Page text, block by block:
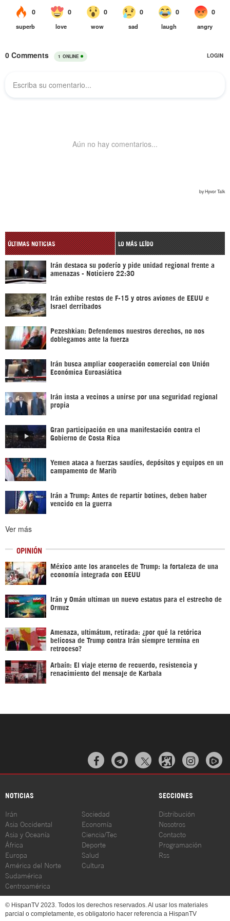
ÚLTIMAS NOTICIAS LO MÁS LEÍDO
Irán destaca su poderío y pide unidad regional frente a
amenazas - Noticiero 22:30
Irán exhibe restos de F-15 y otros aviones de EEUU e
Israel derribados
Pezeshkian: Defendemos nuestros derechos, no nos
doblegamos ante la fuerza
Irán busca ampliar cooperación comercial con Unión
Económica Euroasiática
Irán insta a vecinos a unirse por una seguridad regional
propia
Gran participación en una manifestación contra el
Gobierno de Costa Rica
Yemen ataca a fuerzas saudíes, depósitos y equipos en un
campamento de Marib
Irán a Trump: Antes de repartir botines, deben haber
vencido en la guerra
Ver más
OPINIÓN
México ante los aranceles de Trump: la fortaleza de una
economía integrada con EEUU
Irán y Omán ultiman un nuevo estatus para el estrecho de
Ormuz
Amenaza, ultimátum, retirada: ¿por qué la retórica
belicosa de Trump contra Irán siempre termina en
retroceso?
Arbaín: El viaje eterno de recuerdo, resistencia y
renacimiento del mensaje de Karbala
  
NOTICIAS SECCIONES
Irán
Asia Occidental
Asia y Oceanía
África
Europa
América del Norte
Sudamérica
Centroamérica
Sociedad
Economía
Ciencia/Tec
Deporte
Salud
Cultura
Distribución
Nosotros
Contacto
Programación
Rss
© HispanTV 2023. Todos los derechos reservados. Al usar los materiales
parcial o completamente, es obligatorio hacer referencia a HispanTV